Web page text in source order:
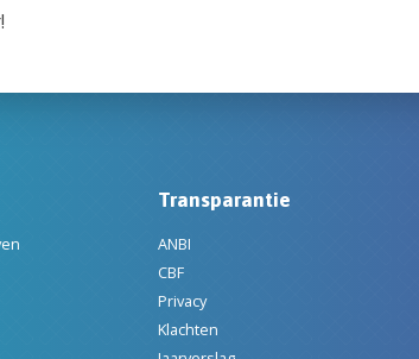
Transparantie
ANBI
CBF
Privacy
Klachten